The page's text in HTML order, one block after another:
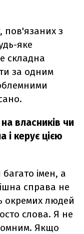
пов'язаних з
яке
складна
за одним
власників чи
і керує цією
імен, а
справа не
окремих людей
слова. Я не
Якщо